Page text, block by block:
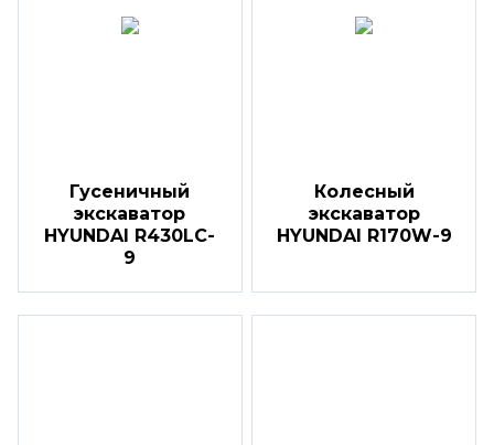
Гусеничный
экскаватор
HYUNDAI R430LC-
9
Колесный
экскаватор
HYUNDAI R170W-9